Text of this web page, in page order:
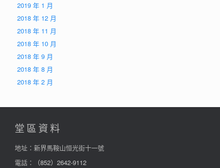
2019 年 1 月
2018 年 12 月
2018 年 11 月
2018 年 10 月
2018 年 9 月
2018 年 8 月
2018 年 2 月
堂區資料
地址：新界馬鞍山恒光街十一號
電話：
（852）2642-9112